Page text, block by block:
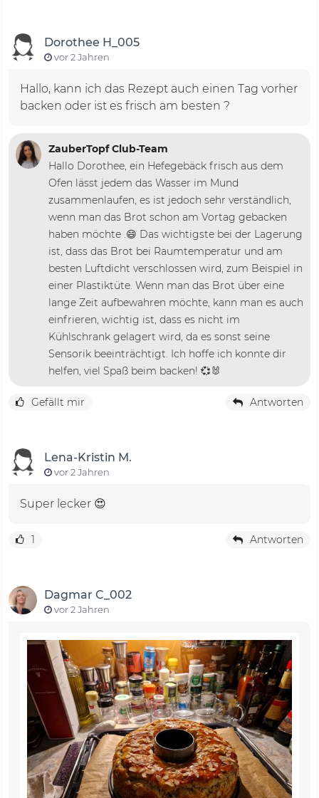
Dorothee H_005
vor 2 Jahren
Hallo, kann ich das Rezept auch einen Tag vorher
backen oder ist es frisch am besten ?
ZauberTopf Club-Team
Hallo Dorothee, ein Hefegebäck frisch aus dem
Ofen lässt jedem das Wasser im Mund
zusammenlaufen, es ist jedoch sehr verständlich,
wenn man das Brot schon am Vortag gebacken
haben möchte .😄 Das wichtigste bei der Lagerung
ist, dass das Brot bei Raumtemperatur und am
besten Luftdicht verschlossen wird, zum Beispiel in
einer Plastiktüte. Wenn man das Brot über eine
lange Zeit aufbewahren möchte, kann man es auch
einfrieren, wichtig ist, dass es nicht im
Kühlschrank gelagert wird, da es sonst seine
Sensorik beeinträchtigt. Ich hoffe ich konnte dir
helfen, viel Spaß beim backen! 💞🐰
Gefällt mir Antworten
Lena-Kristin M.
vor 2 Jahren
Super lecker 😍
1 Antworten
Dagmar C_002
vor 2 Jahren